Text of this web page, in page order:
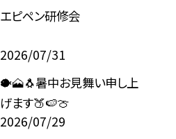
エピペン研修会
2026/07/31
🐡🗻🐧暑中お見舞い申し上
げます🍑🍉🍈
2026/07/29